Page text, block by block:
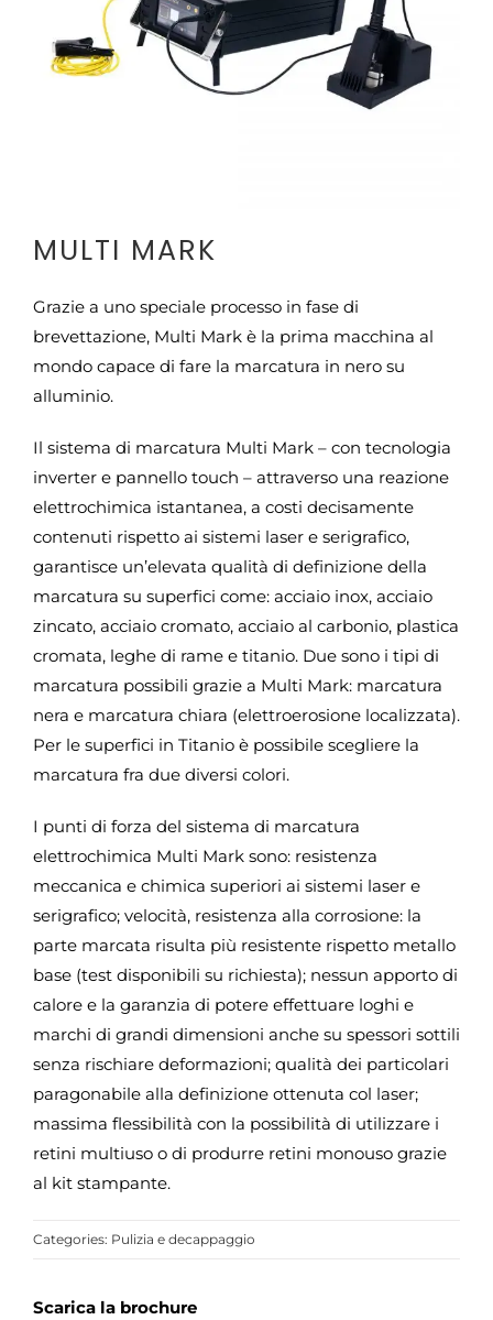
MULTI MARK
Grazie a uno speciale processo in fase di
brevettazione, Multi Mark è la prima macchina al
mondo capace di fare la marcatura in nero su
alluminio.
Il sistema di marcatura Multi Mark – con tecnologia
inverter e pannello touch – attraverso una reazione
elettrochimica istantanea, a costi decisamente
contenuti rispetto ai sistemi laser e serigrafico,
garantisce un’elevata qualità di definizione della
marcatura su superfici come: acciaio inox, acciaio
zincato, acciaio cromato, acciaio al carbonio, plastica
cromata, leghe di rame e titanio. Due sono i tipi di
marcatura possibili grazie a Multi Mark: marcatura
nera e marcatura chiara (elettroerosione localizzata).
Per le superfici in Titanio è possibile scegliere la
marcatura fra due diversi colori.
I punti di forza del sistema di marcatura
elettrochimica Multi Mark sono: resistenza
meccanica e chimica superiori ai sistemi laser e
serigrafico; velocità, resistenza alla corrosione: la
parte marcata risulta più resistente rispetto metallo
base (test disponibili su richiesta); nessun apporto di
calore e la garanzia di potere effettuare loghi e
marchi di grandi dimensioni anche su spessori sottili
senza rischiare deformazioni; qualità dei particolari
paragonabile alla definizione ottenuta col laser;
massima flessibilità con la possibilità di utilizzare i
retini multiuso o di produrre retini monouso grazie
al kit stampante.
Categories: Pulizia e decappaggio
Scarica la brochure